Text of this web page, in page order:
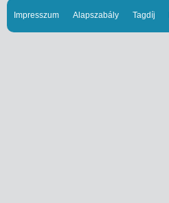
Impresszum Alapszabály Tagdíj